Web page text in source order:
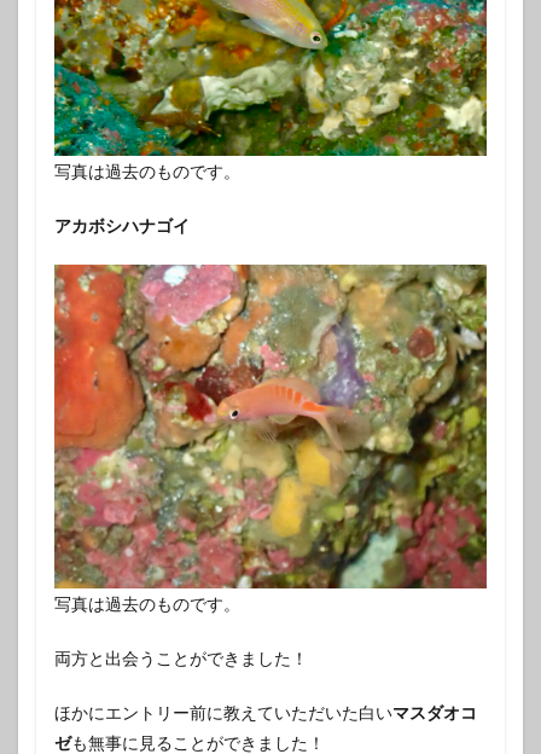
写真は過去のものです。
アカボシハナゴイ
写真は過去のものです。
両方と出会うことができました！
ほかにエントリー前に教えていただいた白いマスダオコ
ゼも無事に見ることができました！